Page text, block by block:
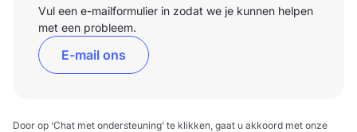
Vul een e-mailformulier in zodat we je kunnen helpen
met een probleem.
E-mail ons
Door op ‘Chat met ondersteuning’ te klikken, gaat u akkoord met onze